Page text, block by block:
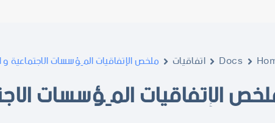
Docs اتفاقيات ملخص الإتفاقيات المِؤسسات الاجتماعية و
الإتفاقيات المِؤسسات